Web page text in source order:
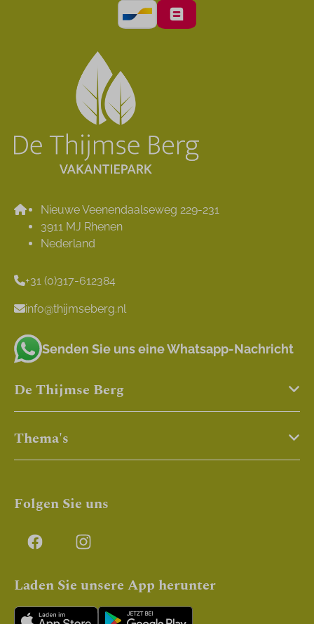
Nieuwe Veenendaalseweg 229-231
3911 MJ Rhenen
Nederland
+31 (0)317-612384
info@thijmseberg.nl
Senden Sie uns eine Whatsapp-Nachricht
De Thijmse Berg
Thema's
Folgen Sie uns
Laden Sie unsere App herunter